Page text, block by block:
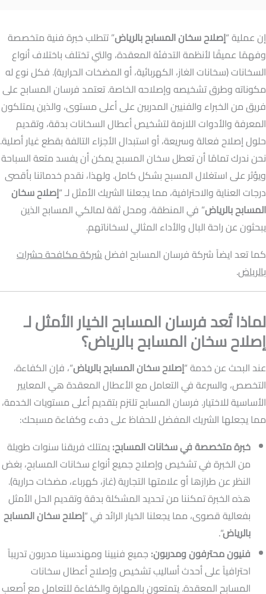
إن عملية “إصلاح سخان المسابح بالرياض” تتطلب خبرة فنية متخصصة
وفهمًا عميقًا لأنظمة التدفئة المعقدة، والتي تختلف باختلاف أنواع
السخانات (سخانات الغاز، الكهربائية، أو المضخات الحرارية). فكل نوع له
مكوناته وطرق تشخيصه وإصلاحه الخاصة. تعتمد فرسان المسابح على
فريق من الخبراء والفنيين المدربين على أعلى مستوى، والذين يمتلكون
المعرفة والأدوات اللازمة لتشخيص أعطال السخانات بدقة، وتقديم
حلول إصلاح فعالة وسريعة، أو استبدال الأجزاء التالفة بقطع غيار أصلية.
نحن ندرك تمامًا أن تعطل سخان المسبح يمكن أن يفسد متعة السباحة
ويؤثر على استغلال المسبح بشكل كامل. ولهذا، نقدم خدماتنا بأقصى
درجات العناية والاحترافية، مما يجعلنا الشريك الأمثل لـ “إصلاح سخان
المسابح بالرياض” في المنطقة، ومحل ثقة لمالكي المسابح الذين
يبحثون عن راحة البال والأداء المثالي لسخاناتهم.
كما تعد ايضاً شركة فرسان المسابح افضلشركة مكافحة حشرات
بالرياض.
لماذا تُعد فرسان المسابح الخيار الأمثل لـ
إصلاح سخان المسابح بالرياض؟
عند البحث عن خدمة “إصلاح سخان المسابح بالرياض“، فإن الكفاءة،
التخصص، والسرعة في التعامل مع الأعطال المعقدة هي المعايير
الأساسية للاختيار. فرسان المسابح تلتزم بتقديم أعلى مستويات الخدمة،
مما يجعلها الشريك المفضل للحفاظ على دفء وكفاءة مسبحك:
خبرة متخصصة في سخانات المسابح:يمتلك فريقنا سنوات طويلة
من الخبرة في تشخيص وإصلاح جميع أنواع سخانات المسابح، بغض
النظر عن طرازها أو علامتها التجارية (غاز، كهرباء، مضخات حرارية).
هذه الخبرة تمكننا من تحديد المشكلة بدقة وتقديم الحل الأمثل
بفعالية قصوى، مما يجعلنا الخيار الرائد في “إصلاح سخان المسابح
بالرياض“.
فنيون محترفون ومدربون: جميع فنيينا ومهندسينا مدربون تدريباً
احترافياً على أحدث أساليب تشخيص وإصلاح أعطال سخانات
المسابح المعقدة. يتمتعون بالمهارة والكفاءة للتعامل مع أصعب